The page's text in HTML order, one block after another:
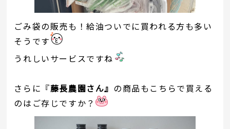
ごみ袋の販売も！給油ついでに買われる方も多い
そうです
うれしいサービスですね
さらに『藤長農園さん』 の商品もこちらで買える
のはご存じですか？